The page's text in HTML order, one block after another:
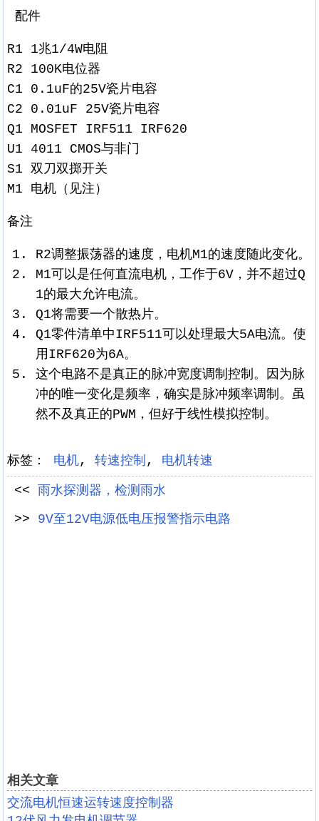
配件
R1 1兆1/4W电阻
R2 100K电位器
C1 0.1uF的25V瓷片电容
C2 0.01uF 25V瓷片电容
Q1 MOSFET IRF511 IRF620
U1 4011 CMOS与非门
S1 双刀双掷开关
M1 电机（见注）
备注
R2调整振荡器的速度，电机M1的速度随此变化。
M1可以是任何直流电机，工作于6V，并不超过Q
1的最大允许电流。
Q1将需要一个散热片。
Q1零件清单中IRF511可以处理最大5A电流。使
用IRF620为6A。
这个电路不是真正的脉冲宽度调制控制。因为脉
冲的唯一变化是频率，确实是脉冲频率调制。虽
然不及真正的PWM，但好于线性模拟控制。
标签： 电机, 转速控制 , 电机转速
<< 雨水探测器，检测雨水
>> 9V至12V电源低电压报警指示电路
相关文章
交流电机恒速运转速度控制器